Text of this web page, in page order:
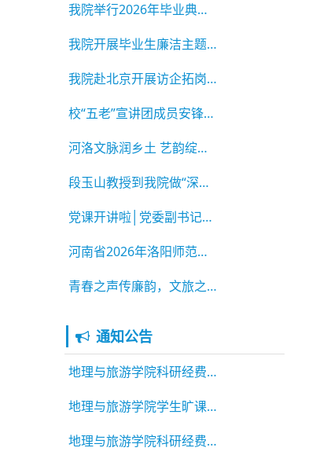
我院举行2026年毕业典礼暨学位授予仪式
我院开展毕业生廉洁主题教育系列活动
我院赴北京开展访企拓岗活动
校“五老”宣讲团成员安锋老师为我院学生做专题
河洛文脉润乡土 艺韵绽放助振兴 ——2026年河南
段玉山教授到我院做“深耕地理课改 教研赋能育
党课开讲啦│党委副书记李佳为2026届毕业生党员
河南省2026年洛阳师范学院乡土文化能人（表演艺
青春之声传廉韵，文旅之笔颂清风 ——洛阳师范
通知公告
地理与旅游学院科研经费绩效公示
地理与旅游学院学生旷课违纪通报2025-2026学年第二学期 第7
地理与旅游学院科研经费绩效公示